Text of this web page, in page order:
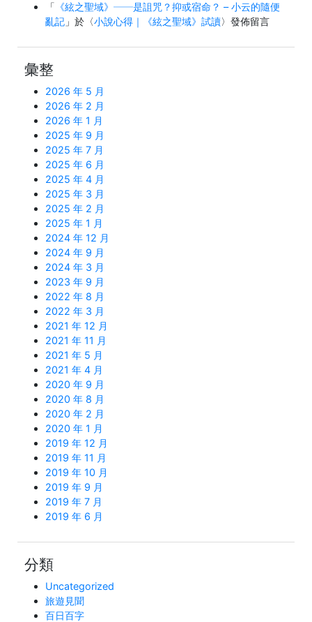
「 《絃之聖域》──是詛咒？抑或宿命？ – 小云的隨便
亂記 」於〈小說心得｜《絃之聖域》試讀〉發佈留言
彙整
2026 年 5 月
2026 年 2 月
2026 年 1 月
2025 年 9 月
2025 年 7 月
2025 年 6 月
2025 年 4 月
2025 年 3 月
2025 年 2 月
2025 年 1 月
2024 年 12 月
2024 年 9 月
2024 年 3 月
2023 年 9 月
2022 年 8 月
2022 年 3 月
2021 年 12 月
2021 年 11 月
2021 年 5 月
2021 年 4 月
2020 年 9 月
2020 年 8 月
2020 年 2 月
2020 年 1 月
2019 年 12 月
2019 年 11 月
2019 年 10 月
2019 年 9 月
2019 年 7 月
2019 年 6 月
分類
Uncategorized
旅遊見聞
百日百字